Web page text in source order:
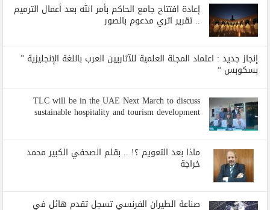
إعادة افتتاح جامع الحاكم بأمر الله بعد أعمال الترميم
.. تقرير اثري مدعوم بالصور
إنجاز جديد : اعتماد المجلة العلمية للآثاريين العرب باللغة الإنجليزية ”
بسكوبس “
TLC will be in the UAE Next March to discuss
sustainable hospitality and tourism development
ماذا بعد التعويم ؟! .. بقلم الصحفي الكبير محمد
خراجة
صناعة الطيران الفرنسي تسجل تقدم هائل في